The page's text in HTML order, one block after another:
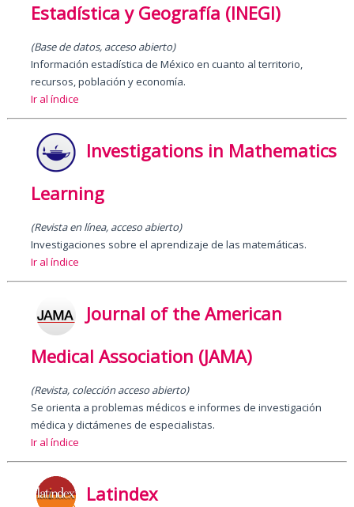
Estadística y Geografía (INEGI)
(Base de datos, acceso abierto)
Información estadística de México en cuanto al territorio,
recursos, población y economía.
Ir al índice
Investigations in Mathematics
Learning
(Revista en línea, acceso abierto)
Investigaciones sobre el aprendizaje de las matemáticas.
Ir al índice
Journal of the American
Medical Association (JAMA)
(Revista, colección acceso abierto)
Se orienta a problemas médicos e informes de investigación
médica y dictámenes de especialistas.
Ir al índice
Latindex